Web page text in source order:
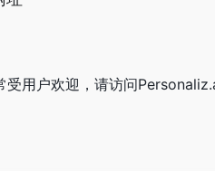
用户欢迎，请访问